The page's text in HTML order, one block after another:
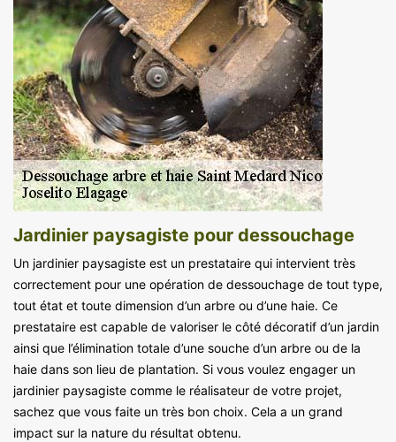
Jardinier paysagiste pour dessouchage
Un jardinier paysagiste est un prestataire qui intervient très
correctement pour une opération de dessouchage de tout type,
tout état et toute dimension d’un arbre ou d’une haie. Ce
prestataire est capable de valoriser le côté décoratif d’un jardin
ainsi que l’élimination totale d’une souche d’un arbre ou de la
haie dans son lieu de plantation. Si vous voulez engager un
jardinier paysagiste comme le réalisateur de votre projet,
sachez que vous faite un très bon choix. Cela a un grand
impact sur la nature du résultat obtenu.